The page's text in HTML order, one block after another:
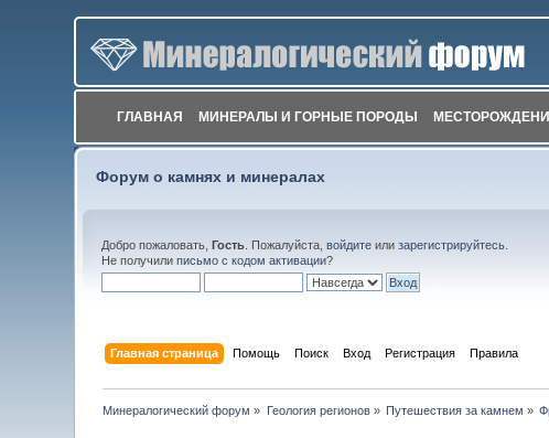
ГЛАВНАЯ МИНЕРАЛЫ И ГОРНЫЕ ПОРОДЫ
Форум о камнях и минералах
Добро пожаловать,Гость . Пожалуйста,войдите илизарегистрируйтесь
Не получилиписьмо с кодом активации?
Главная страница Помощь Поиск Вход Регистрация Правила
Минералогический форум » Геология регионов» Путешествия за камнем »